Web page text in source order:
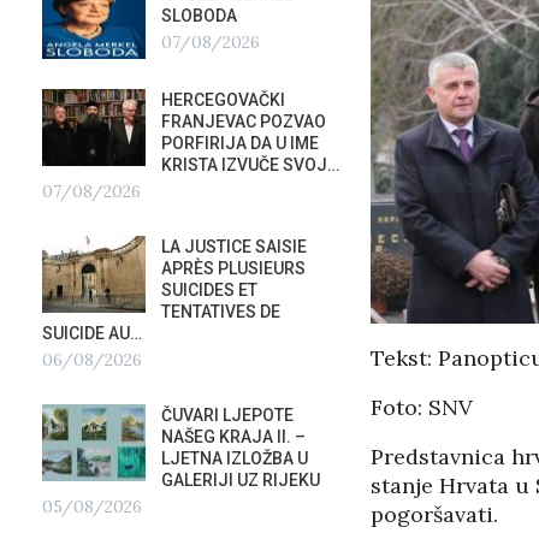
Tekst:
Foto: SNV
Predstavnica
stanje Hrvata u
pogoršavati.
SLOBODA
07/08/2026
HERCEGOVAČKI
FRANJEVAC POZVAO
PORFIRIJA DA U IME
KRISTA IZVUČE SVOJ…
07/08/2026
LA JUSTICE SAISIE
APRÈS PLUSIEURS
SUICIDES ET
TENTATIVES DE
SUICIDE AU…
06/08/2026
ČUVARI LJEPOTE
NAŠEG KRAJA II. –
LJETNA IZLOŽBA U
GALERIJI UZ RIJEKU
05/08/2026
KORISTITE…
04/08/2026
ORKE
04/
02/08/2026
SU
U